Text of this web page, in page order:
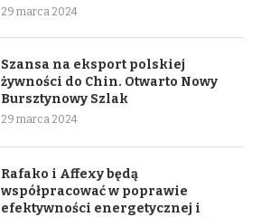
29 marca 2024
Szansa na eksport polskiej
żywności do Chin. Otwarto Nowy
Bursztynowy Szlak
29 marca 2024
Rafako i Affexy będą
współpracować w poprawie
efektywności energetycznej i